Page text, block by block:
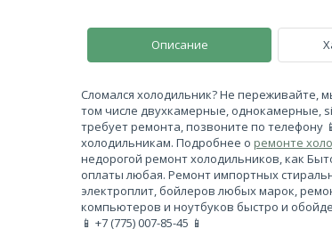
Описание
Сломался холодильник? Не переживайте,
том числе двухкамерные, однокамерные,
требует ремонта, позвоните по телефону
холодильникам. Подробнее о ремонте
недорогой ремонт холодильников, как
оплаты любая. Ремонт импортных
электроплит, бойлеров любых марок,
компьютеров и ноутбуков быстро и
📱 +7 (775) 007-85-45 📱